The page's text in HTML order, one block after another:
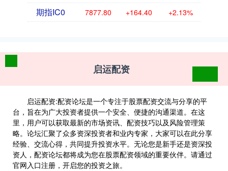
期指IC0 7877.80 +164.40 +2.13%
启运配资
启运配资:配资论坛是一个专注于股票配资交流与分享的平
台，旨在为广大投资者提供一个安全、便捷的沟通渠道。在这
里，用户可以获取最新的市场资讯、配资技巧以及风险管理策
略。论坛汇聚了众多资深投资者和业内专家，大家可以在此分享
经验、交流心得，共同提升投资水平。无论您是新手还是资深投
资人，配资论坛都将成为您在股票配资领域的重要伙伴。请通过
官网入口注册，开启您的投资之旅。